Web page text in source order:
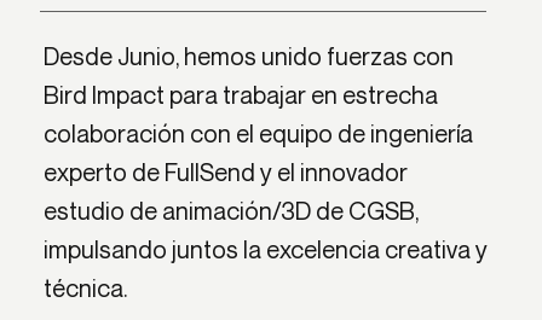
Desde Junio, hemos unido fuerzas con
Bird Impact para trabajar en estrecha
colaboración con el equipo de ingeniería
experto de FullSend y el innovador
estudio de animación/3D de CGSB,
impulsando juntos la excelencia creativa y
técnica.